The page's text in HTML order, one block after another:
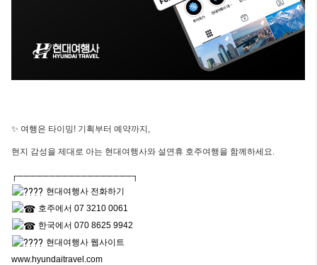
✨ 여행은 타이밍! 기획부터 예약까지,
현지 감성을 제대로 아는 현대여행사와 설연휴 호주여행을 함께하세요.
┌──────────────────┐
현대여행사 전화하기
호주에서 07 3210 0061
한국에서 070 8625 9942
현대여행사 웹사이트
www.hyundaitravel.com